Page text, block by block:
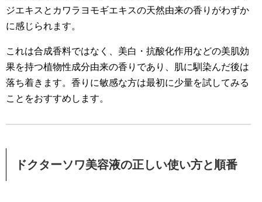
ジエキスとカワラヨモギエキスの天然由来の香りがわずか
に感じられます。
これは合成香料ではなく、美白・抗酸化作用などの美肌効
果を持つ植物性成分由来の香りであり、肌に馴染んだ後は
落ち着きます。香りに敏感な方は最初に少量を試してみる
ことをおすすめします。
ドクターソワ美容液の正しい使い方と順番